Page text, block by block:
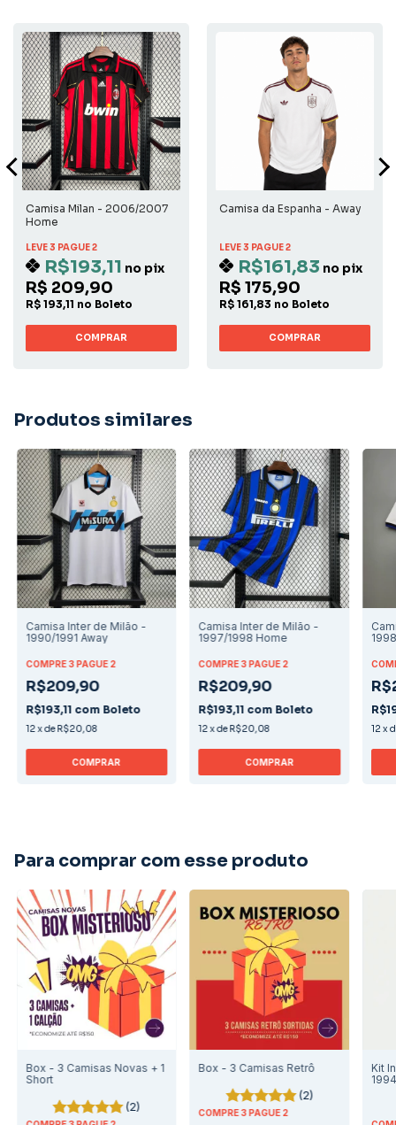
Camisa Milan - 2006/2007
Home
LEVE 3 PAGUE 2
R$193,11 no pix
R$ 209,90
R$ 193,11 no Boleto
COMPRAR
Camisa da Espanha - Away
LEVE 3 PAGUE 2
R$161,83 no pix
R$ 175,90
R$ 161,83 no Boleto
COMPRAR
Produtos similares
Camisa Inter de Milão -
1990/1991 Away
COMPRE 3 PAGUE 2
R$209,90
R$193,11 com Boleto
12xde R$20,08
COMPRAR
Camisa Inter de Milão -
1997/1998 Home
COMPRE 3 PAGUE 2
R$209,90
R$193,11 com Boleto
12xde R$20,08
COMPRAR
12 x
Para comprar com esse produto
Box - 3 Camisas Novas + 1
Short
(2)
Box - 3 Camisas Retrô
(2)
COMPRE 3 PAGUE 2
Kit